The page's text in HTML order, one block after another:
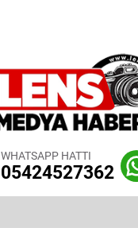
WHATSAPP HATTI
05424527362